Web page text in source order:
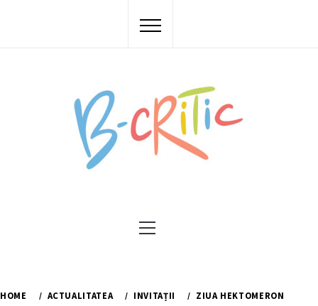
Menu
HOME ACTUALITATEA INVITAȚII ZIUA HEKTOMERON